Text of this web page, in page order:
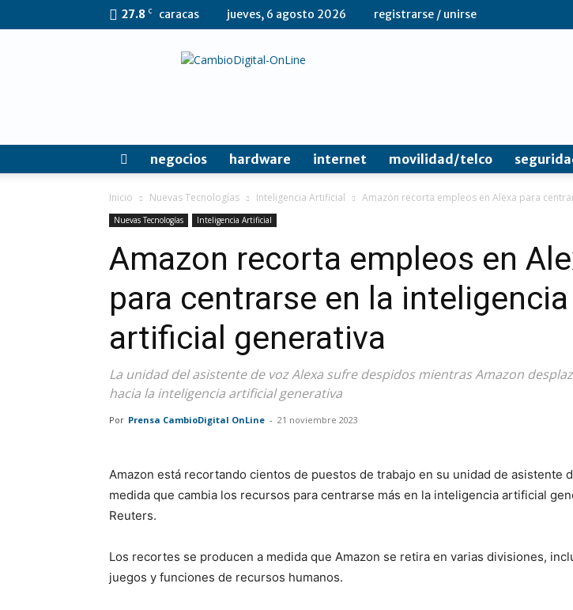
27.8 C caracas jueves, 6 agosto 2026 registrarse / unirse
CambioDigital
negocios hardware internet movilidad/telco
Inicio Nuevas Tecnologías Inteligencia Artificial Amazon recorta empleos en Alexa para
Nuevas Tecnologías Inteligencia Artificial
Amazon recorta empleos en
para centrarse en la inteligencia
artificial generativa
La unidad del asistente de voz Alexa sufre despidos mientras Amazon
hacia la inteligencia artificial generativa
Por Prensa CambioDigital OnLine - 21 noviembre 2023
Amazon está recortando cientos de puestos de trabajo en su unidad de asistente
medida que cambia los recursos para centrarse más en la inteligencia artificial
Reuters.
Los recortes se producen a medida que Amazon se retira en varias divisiones,
juegos y funciones de recursos humanos.